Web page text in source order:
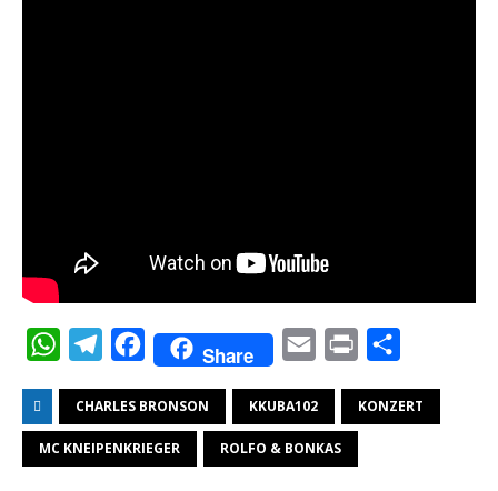
W
t
l
e
c
e
Share
a
i
i
i
CHARLES BRONSON KKUBA102 KONZERT
MC KNEIPENKRIEGER ROLFO & BONKAS